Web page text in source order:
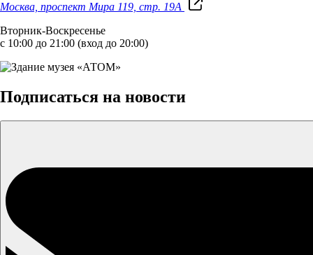
Москва, проспект Мира 119, стр. 19А
Вторник-Воскресенье
с 10:00 до 21:00 (вход до 20:00)
Подписаться на новости